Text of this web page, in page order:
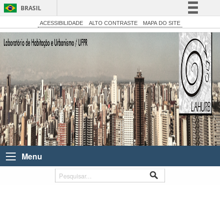
BRASIL
Simplifique!
Acesso à informação
Legislação
Canais
ACESSIBILIDADE ALTO CONTRASTE MAPA DO SITE
Menu